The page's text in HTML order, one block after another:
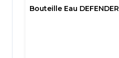
Bouteille Eau DEFENDER